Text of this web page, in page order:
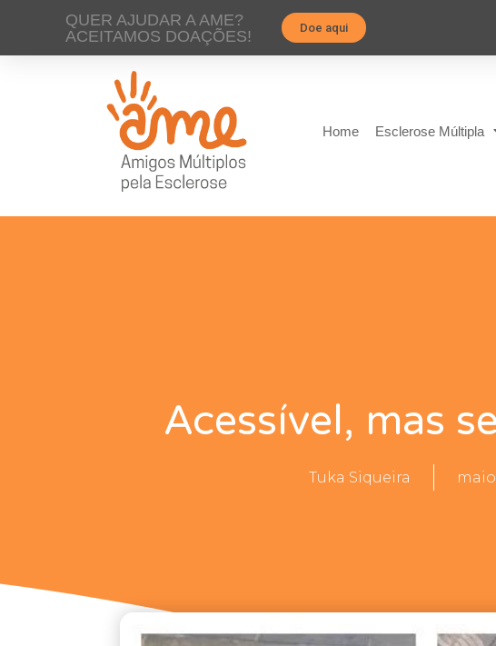
QUER AJUDAR A AME?
ACEITAMOS DOAÇÕES!
Doe aqui
Home Esclerose Múltipla
Acessível, mas
Tuka Siqueira maio